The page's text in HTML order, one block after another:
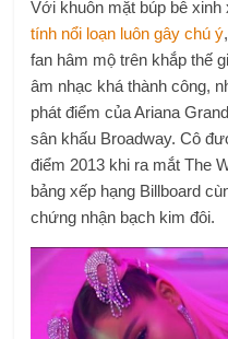
Với khuôn mặt búp bê
tính nổi loạn luôn gây chú ý
fan hâm mộ trên khắp thế
âm nhạc khá thành công,
phát điểm của Ariana
sân khấu Broadway. Cô
điểm 2013 khi ra mắt The
bảng xếp hạng Billboard
chứng nhận bạch kim đôi.